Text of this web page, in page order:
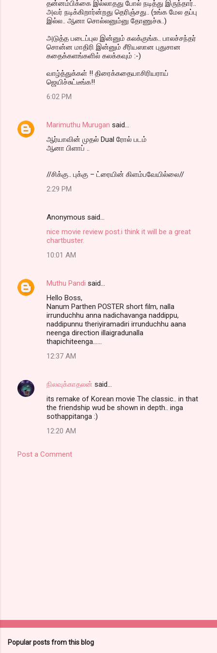
தன்னம்பிக்கை இல்லாதது போல் நடித்து இருந்தார்..
அவர் நடிக்கிறார்ன்றது தெரிஞ்சது.. (உங்க மேல தப்பு
இல்ல.. ஆனா சொல்லனும்னு தோணுச்சு..)
அடுத்த படைப்புல இன்னும் கலக்குங்க.. பாலச்சந்தர்
சொன்ன மாதிரி இன்னும் சீரியஸான புதுசான
கதைக்களங்களில் கலக்கவும் :-)
வாழ்த்துக்கள் !! திரைக்கதையாசிரியராய்
ஜெயிச்சுட்டீங்க!!
6:02 PM
Marimuthu Murugan said…
ஆர்யாவின் முதல் Dual ரோல் படம்
ஆனா பிளாப் ..
//சிக்கு.. புக்கு – ட்ரையின் கிளம்பவேயில்லை//
2:29 PM
Anonymous said…
nice movie review post.i think it will be a great
chartbuster.
10:01 AM
Muthu Pandi said…
Hello Boss,
Nanum Parthen POSTER short film, nalla
irrunduchhu anna nadichavanga naddippu,
naddipunnu theriyiramadiri irrunduchhu aana
neenga direction illaigradunalla
thapichiteenga......
12:37 AM
நிலவுக்காதலன் said…
its remake of Korean movie The classic.. in that
the friendship wud be shown in depth.. inga
sothappitanga :)
12:20 AM
Post a Comment
Popular posts from this blog